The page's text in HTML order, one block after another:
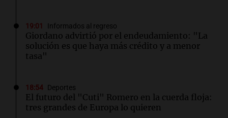
19:01 Informados al regreso
Giordano advirtió por el endeudamiento: "La
solución es que haya más crédito y a menor
tasa"
18:54 Deportes
El futuro del "Cuti" Romero en la cuerda floja:
tres grandes de Europa lo quieren